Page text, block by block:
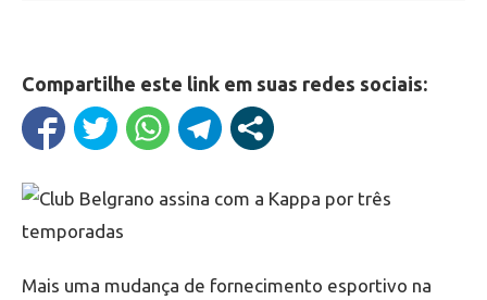
Compartilhe este link em suas redes sociais:
Mais uma mudança de fornecimento esportivo na